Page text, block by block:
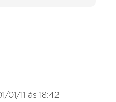
01/11 às 18:42